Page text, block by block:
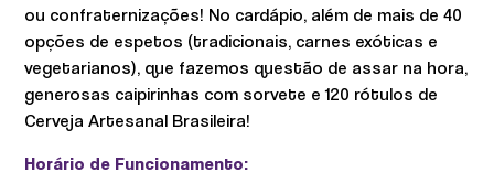
ou confraternizações! No cardápio, além de mais de 40
opções de espetos (tradicionais, carnes exóticas e
vegetarianos), que fazemos questão de assar na hora,
generosas caipirinhas com sorvete e 120 rótulos de
Cerveja Artesanal Brasileira!
Horário de Funcionamento: